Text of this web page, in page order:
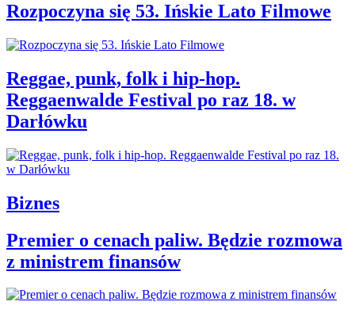
Rozpoczyna się 53. Ińskie Lato Filmowe
Reggae, punk, folk i hip-hop.
Reggaenwalde Festival po raz 18. w
Darłówku
Biznes
Premier o cenach paliw. Będzie rozmowa
z ministrem finansów